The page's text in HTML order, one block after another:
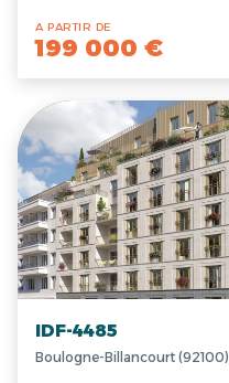
A PARTIR DE
199 000 €
IDF-4485
Boulogne-Billancourt (92100)